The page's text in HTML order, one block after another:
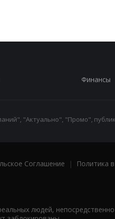
Финансы
"Актуально", "Промо",
Соглашение |
Политика
людей,